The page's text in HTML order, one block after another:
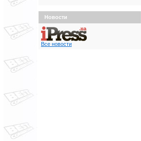
Новости
Все новости